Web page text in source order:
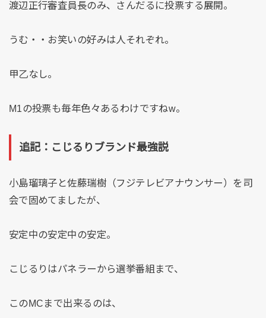
渡辺正行審査員長のみ、さんだるに投票する展開。
うむ・・お笑いの好みは人それぞれ。
甲乙なし。
M1の投票も毎年色々あるわけですねw。
追記：こじるりブランド最強説
小島瑠璃子と佐藤瑞樹（フジテレビアナウンサー）を司
会で固めてましたが、
安定中の安定中の安定。
こじるりはパネラーから選挙番組まで、
このMCまで出来るのは、